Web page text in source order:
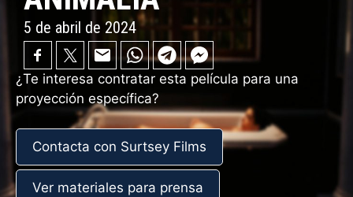
5 de abril de 2024
¿Te interesa contratar esta película para una
proyección específica?
Contacta con Surtsey Films
Ver materiales para prensa